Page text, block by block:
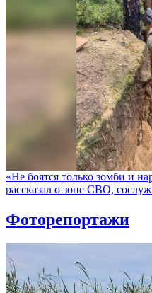
«Не боятся только зомби и
рассказал о зоне СВО,
Фоторепортажи